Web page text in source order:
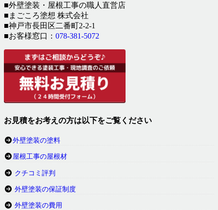
■外壁塗装・屋根工事の職人直営店
■まごころ塗想 株式会社
■神戸市長田区二番町2-2-1
■お客様窓口： 078-381-5072
お見積をお考えの方は以下をご覧ください
外壁塗装の塗料
屋根工事の屋根材
クチコミ評判
外壁塗装の保証制度
外壁塗装の費用